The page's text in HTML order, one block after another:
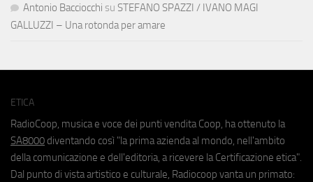
Antonio Bacciocchi su STEFANO SPAZZI / IVANO MAGI
GALLUZZI – Una rotonda per amare
ETICA
RadioCoop, musica e voce dei punti vendita Coop, ha ottenuto la
SA8000 diventando così "la prima azienda al mondo, nell'ambito
della comunicazione e dell'editoria, a ricevere la Certificazione etica".
Dal punto di vista artistico e culturale, Radiocoop vanta un primato: